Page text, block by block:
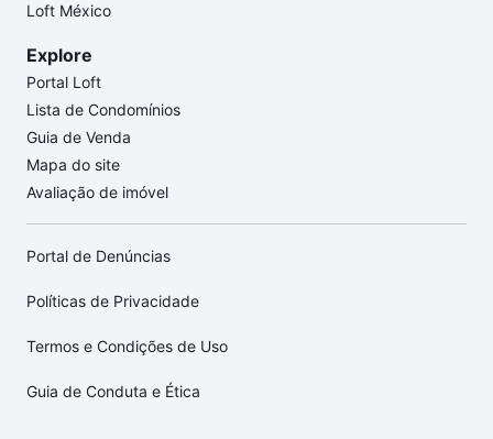
Loft México
Explore
Portal Loft
Lista de Condomínios
Guia de Venda
Mapa do site
Avaliação de imóvel
Portal de Denúncias
Políticas de Privacidade
Termos e Condições de Uso
Guia de Conduta e Ética